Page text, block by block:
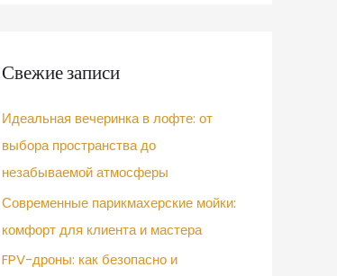
Свежие записи
Идеальная вечеринка в лофте: от
выбора пространства до
незабываемой атмосферы
Современные парикмахерские мойки:
комфорт для клиента и мастера
FPV-дроны: как безопасно и